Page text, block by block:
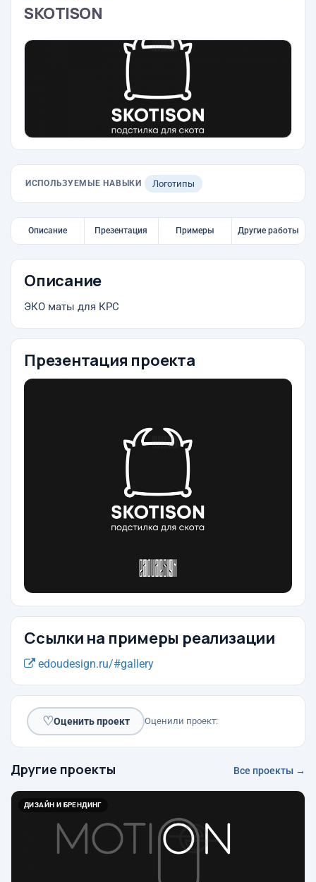
SKOTISON
ИСПОЛЬЗУЕМЫЕ НАВЫКИ Логотипы
Описание Презентация Примеры Другие работы
Описание
ЭКО маты для КРС
Презентация проекта
Ссылки на примеры реализации
edoudesign.ru/#gallery
♡Оценить проект Оценили проект:
Другие проекты Все проекты →
ДИЗАЙН И БРЕНДИНГ